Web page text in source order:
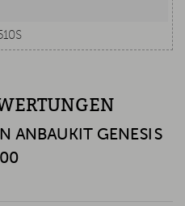
ANBAUKIT GENESIS